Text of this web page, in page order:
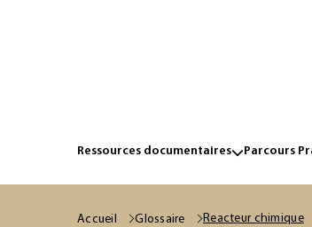
Ressources documentaires Parcours
Accueil Glossaire Reacteur chimique